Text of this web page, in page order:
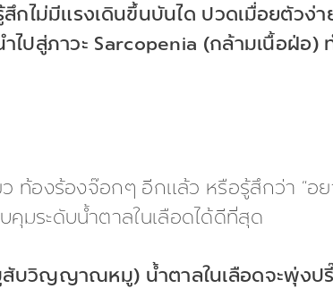
กไม่มีแรงเดินขึ้นบันได ปวดเมื่อยตัวง่
ไปสู่ภาวะ Sarcopenia (กล้ามเนื้อฝ่อ)
ท้องร้องจ๊อกๆ อีกแล้ว หรือรู้สึกว่า “อ
คุมระดับน้ำตาลในเลือดได้ดีที่สุด
บวิญญาณหมู) น้ำตาลในเลือดจะพุ่งปรี๊